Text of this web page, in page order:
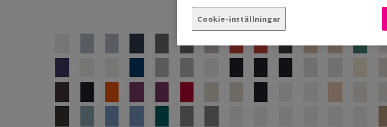
Cookie-inställningar